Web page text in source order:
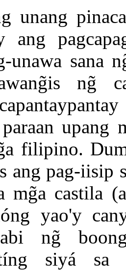
unang
ang
unawa sana
ng̃
upang
filipino.
ang pag-iisip
mg̃a castila
yao'y
ng̃
siyá sa